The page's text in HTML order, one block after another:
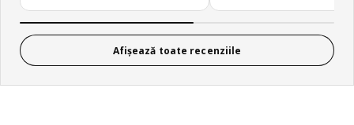
Afișează toate recenziile